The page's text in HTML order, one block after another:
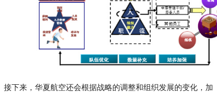
接下来，华夏航空还会根据战略的调整和组织发展的变化，加